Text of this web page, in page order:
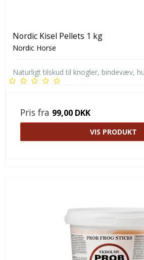
Nordic Kisel Pellets 1 kg
Nordic Horse
Naturligt tilskud til knogler, bindevæv,
Pris fra 99,00 DKK
VIS PRODUKT